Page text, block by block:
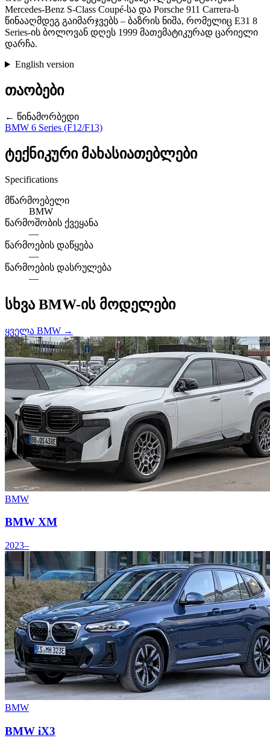
Mercedes-Benz S-Class Coupé-სა და Porsche 911 Carrera-ს
წინააღმდეგ გაიმარჯვებს – ბაზრის ნიშა, რომელიც E31 8
Series-ის ბოლოვან დღეს 1999 მათემატიკურად ცარიელი
დარჩა.
English version
თაობები
← წინამორბედი
BMW 6 Series (F12/F13)
ტექნიკური მახასიათებლები
Specifications
მწარმოებელი
BMW
წარმოშობის ქვეყანა
—
წარმოების დაწყება
—
წარმოების დასრულება
—
სხვა BMW-ის მოდელები
ყველა BMW →
BMW
BMW XM
2023–
BMW
BMW iX3